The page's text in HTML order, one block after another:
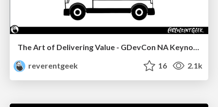
The Art of Delivering Value - GDevCon NA Keynote
reverentgeek
16 2.1k